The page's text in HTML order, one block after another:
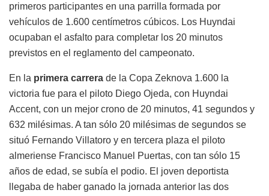
primeros participantes en una parrilla formada por
vehículos de 1.600 centímetros cúbicos. Los Huyndai
ocupaban el asfalto para completar los 20 minutos
previstos en el reglamento del campeonato.
En la primera carrera de la Copa Zeknova 1.600 la
victoria fue para el piloto Diego Ojeda, con Huyndai
Accent, con un mejor crono de 20 minutos, 41 segundos y
632 milésimas. A tan sólo 20 milésimas de segundos se
situó Fernando Villatoro y en tercera plaza el piloto
almeriense Francisco Manuel Puertas, con tan sólo 15
años de edad, se subía el podio. El joven deportista
llegaba de haber ganado la jornada anterior las dos